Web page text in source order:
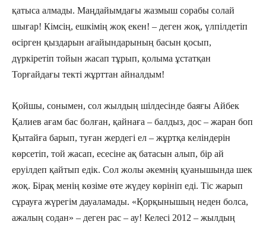
қатыса алмады. Маңдайымдағы жазмыш сорабы солай
шығар! Кімсің, ешкімің жоқ екен! – деген жоқ, үлпілдетіп
өсірген қыздарын ағайындарының басын қосып,
дүркіретіп тойын жасап тұрып, қолыма ұстатқан
Торғайдағы текті жұрттан айналдым!
Қойшы, сонымен, сол жылдың шілдесінде баяғы Айбек
Қалиев ағам бас болған, қайнаға – балдыз, дос – жаран боп
Қытайға барып, туған жердегі ел – жұртқа келіндерін
көрсетіп, той жасап, есесіне ақ батасын алып, бір ай
еруілдеп қайтып едік. Сол жолы əкемнің қуанышында шек
жоқ. Бірақ менің көзіме өте жүдеу көрініп еді. Тіс жарып
сұрауға жүрегім дауаламады. «Қорқынышың неден болса,
ажалың содан» – деген рас – ау! Келесі 2012 – жылдың